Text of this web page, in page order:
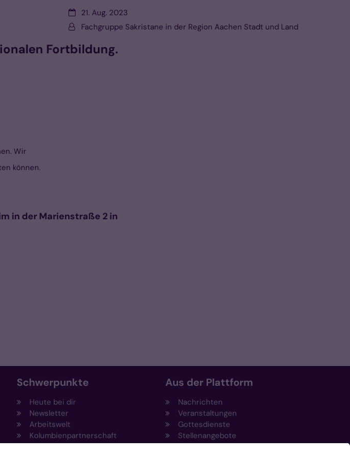
Datum:21. Aug. 2023
Von:Fachgruppe Sakristane in der Region Aachen Stadt und Land
Fortbildung.
Wir
können.
in der Marienstraße 2 in
Schwerpunkte
Heute bei dir
Newsletter
Arbeitswelt
Kolumbienpartnerschaft
Aus der Plattform
Nachrichten
Veranstaltungen
Gottesdienste
Stellenangebote